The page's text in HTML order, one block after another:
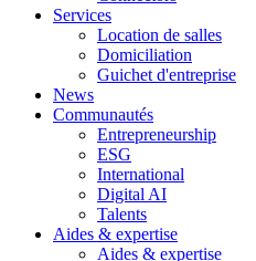
Services
Location de salles
Domiciliation
Guichet d'entreprise
News
Communautés
Entrepreneurship
ESG
International
Digital AI
Talents
Aides & expertise
Aides & expertise